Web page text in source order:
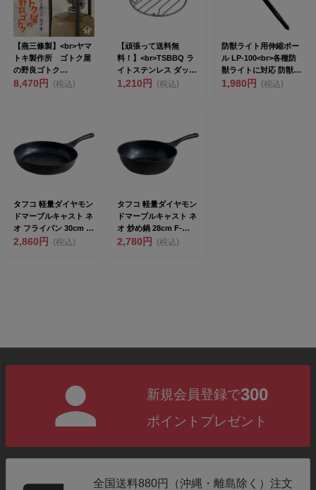
【燕三條製】<br>ヤマ
トキ製作所 ゴトク屋
の野良ゴトク
[801051...
8,470円 (税込)
【頑張って送料無
料！】<br>TSBBQ ラ
イトステンレス ダッチ
オーブ...
1,210円 (税込)
防獣ライト用伸縮ポー
ル LP-100<br>各種防
獣ライトに対応 防獣
杭...
1,980円 (税込)
タフコ 軽量ダイヤモン
ドマーブルキャスト ネ
オ フライパン 30cm F-
7205 ...
2,860円 (税込)
タフコ 軽量ダイヤモン
ドマーブルキャスト ネ
オ 炒め鍋 28cm F-
7204 ブラ...
2,780円 (税込)
新規会員登録で300
ポイントプレゼント
全国送料880円（沖縄・離島除く）注文